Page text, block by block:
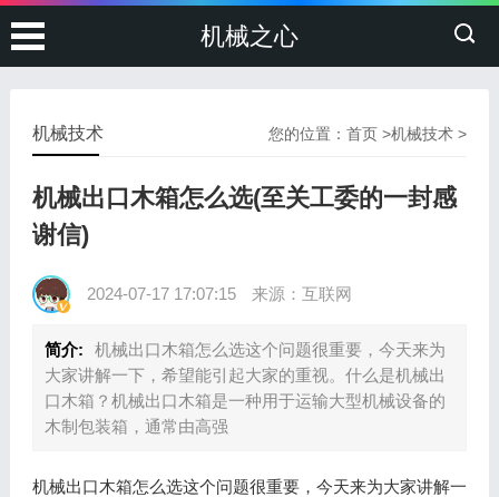
机械之心
您的位置：首页 >机械技术 >
机械技术
机械出口木箱怎么选(至关工委的一封感
谢信)
2024-07-17 17:07:15 来源：互联网
简介:
机械出口木箱怎么选这个问题很重要，今天来为
大家讲解一下，希望能引起大家的重视。什么是机械出
口木箱？机械出口木箱是一种用于运输大型机械设备的
木制包装箱，通常由高强
机械出口木箱怎么选这个问题很重要，今天来为大家讲解一